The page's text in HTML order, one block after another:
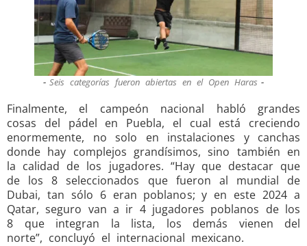
Seis categorías fueron abiertas en el Open Haras
Finalmente, el campeón nacional habló grandes
cosas del pádel en Puebla, el cual está creciendo
enormemente, no solo en instalaciones y canchas
donde hay complejos grandísimos, sino también en
la calidad de los jugadores. “Hay que destacar que
de los 8 seleccionados que fueron al mundial de
Dubai, tan sólo 6 eran poblanos; y en este 2024 a
Qatar, seguro van a ir 4 jugadores poblanos de los
8 que integran la lista, los demás vienen del
norte”, concluyó el internacional mexicano.